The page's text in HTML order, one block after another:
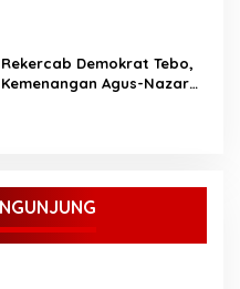
Rekercab Demokrat Tebo,
Kemenangan Agus-Nazar